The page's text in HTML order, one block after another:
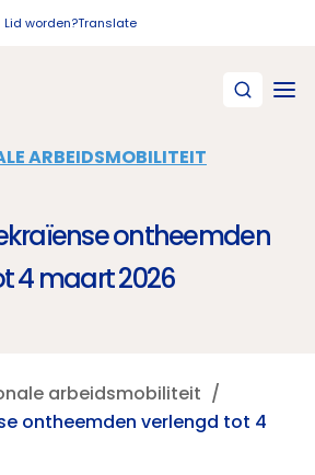
Lid worden?Translate
ARBEIDSMOBILITEIT
ontheemden
4 maart 2026
arbeidsmobiliteit
ontheemden verlengd tot 4